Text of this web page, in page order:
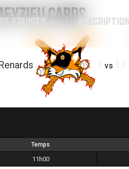
EQUIPES INSCRIPTION
Cards
vs
Temps
11h00